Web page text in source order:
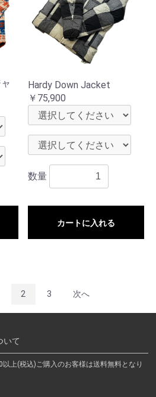
Hardy Down Jacket
￥75,900
数量
カートに入れる
2 3 次へ
いて
上(税込)ご購入のお客様は送料無料となり